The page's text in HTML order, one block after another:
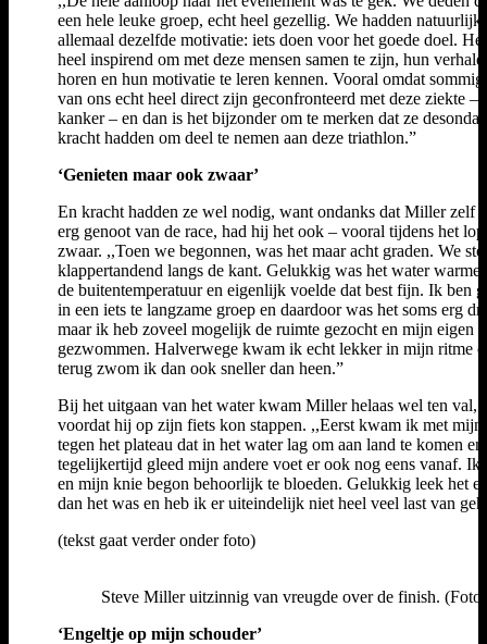
een hele leuke groep, echt heel gezellig. We hadden natuurlijk
allemaal dezelfde motivatie: iets doen voor het goede doel.
heel inspirend om met deze mensen samen te zijn, hun
horen en hun motivatie te leren kennen. Vooral omdat
van ons echt heel direct zijn geconfronteerd met deze ziekte –
kanker – en dan is het bijzonder om te merken dat ze
kracht hadden om deel te nemen aan deze triathlon.”
‘Genieten maar ook zwaar’
En kracht hadden ze wel nodig, want ondanks dat Miller zelf
erg genoot van de race, had hij het ook – vooral tijdens het
zwaar. ,,Toen we begonnen, was het maar acht graden. We
klappertandend langs de kant. Gelukkig was het water
de buitentemperatuur en eigenlijk voelde dat best fijn. Ik ben
in een iets te langzame groep en daardoor was het soms erg
maar ik heb zoveel mogelijk de ruimte gezocht en mijn eigen
gezwommen. Halverwege kwam ik echt lekker in mijn ritme
terug zwom ik dan ook sneller dan heen.”
Bij het uitgaan van het water kwam Miller helaas wel ten val,
voordat hij op zijn fiets kon stappen. ,,Eerst kwam ik met mijn
tegen het plateau dat in het water lag om aan land te komen en
tegelijkertijd gleed mijn andere voet er ook nog eens vanaf. Ik
en mijn knie begon behoorlijk te bloeden. Gelukkig leek het
dan het was en heb ik er uiteindelijk niet heel veel last van
(tekst gaat verder onder foto)
Steve Miller uitzinnig van vreugde over de finish.
‘Engeltje op mijn schouder’